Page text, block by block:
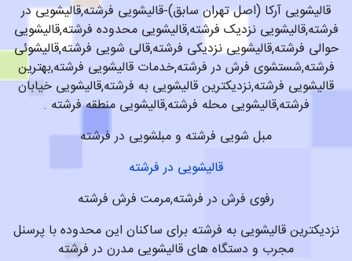
قالیشویی آرکا (اصل تهران سابق)-قالیشویی فرشته,قالیشویی در
فرشته,قالیشویی نزدیک فرشته,قالیشویی محدوده فرشته,قالیشویی
حوالی فرشته,قالیشویی نزدیکی فرشته,قالی شویی فرشته,قالیشوئی
فرشته,شستشوی فرش در فرشته,خدمات قالیشویی فرشته,بهترین
قالیشویی فرشته,نزدیکترین قالیشویی به فرشته,قالیشویی خیابان
فرشته,قالیشویی محله فرشته,قالیشویی منطقه فرشته .
مبل شویی فرشته و مبلشویی در فرشته
قالیشویی در فرشته
رفوی فرش در فرشته,مرمت فرش فرشته
نزدیکترین قالیشویی به فرشته برای ساکنان این محدوده با پرسنل
مجرب و دستگاه های قالیشویی مدرن در فرشته